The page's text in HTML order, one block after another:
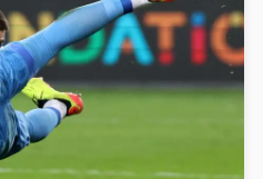
videa...